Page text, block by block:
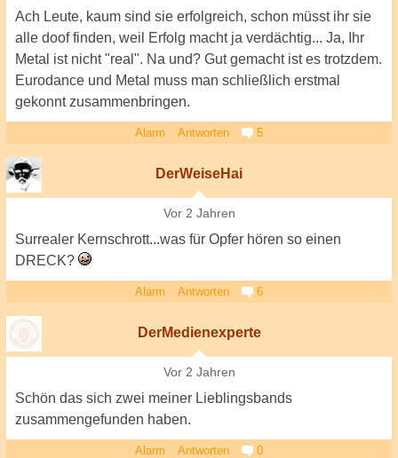
Ach Leute, kaum sind sie erfolgreich, schon müsst ihr sie
alle doof finden, weil Erfolg macht ja verdächtig... Ja, Ihr
Metal ist nicht "real". Na und? Gut gemacht ist es trotzdem.
Eurodance und Metal muss man schließlich erstmal
gekonnt zusammenbringen.
Alarm Antworten 5
DerWeiseHai
Vor 2 Jahren
Surrealer Kernschrott...was für Opfer hören so einen
DRECK?
Alarm Antworten 6
DerMedienexperte
Vor 2 Jahren
Schön das sich zwei meiner Lieblingsbands
zusammengefunden haben.
Alarm Antworten 0